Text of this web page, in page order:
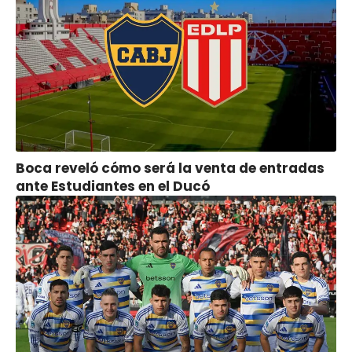
Boca reveló cómo será la venta de entradas
ante Estudiantes en el Ducó